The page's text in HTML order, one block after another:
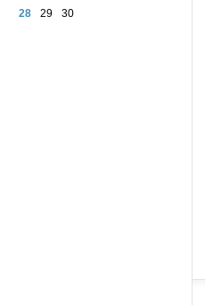
28
29 30